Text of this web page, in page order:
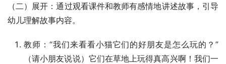
（二）展开：通过观看课件和教师有感情地讲述故事，引导
幼儿理解故事内容。
教师：“我们来看看小猫它们的好朋友是怎么玩的？”
（请小朋友说说）它们在草地上玩得真高兴啊！我们一